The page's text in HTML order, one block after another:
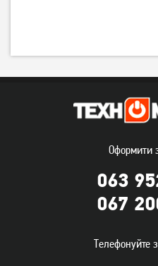
Оформити
063
067
Телефонуйте